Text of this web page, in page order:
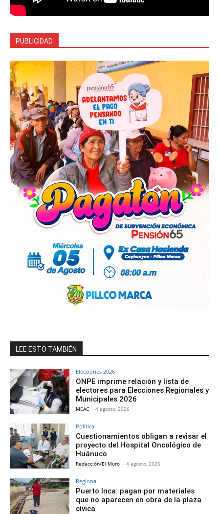
PUBLICIDAD
LEE ESTO TAMBIÉN
Elecciones 2026
ONPE imprime relación y lista de
electores para Elecciones Regionales y
Municipales 2026
MEAC - 4 agosto, 2026
Política
Cuestionamientos obligan a revisar el
proyecto del Hospital Oncológico de
Huánuco
Redacción/El Muro - 4 agosto, 2026
Regional
Puerto Inca: pagan por materiales
que no aparecen en obra de la plaza
cívica